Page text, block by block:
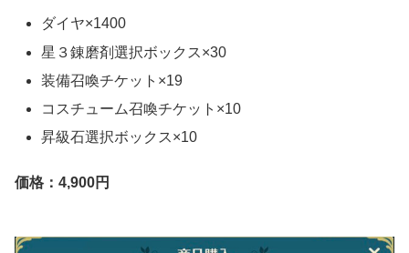
ダイヤ×1400
星３錬磨剤選択ボックス×30
装備召喚チケット×19
コスチューム召喚チケット×10
昇級石選択ボックス×10
価格：4,900円